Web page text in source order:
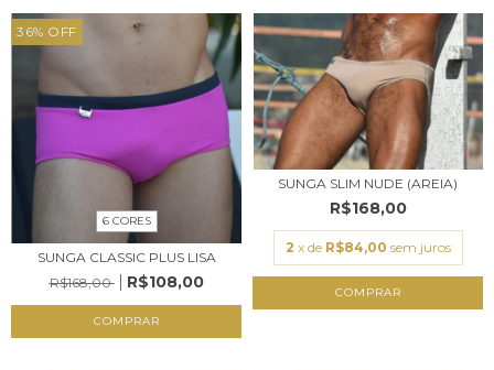
36% OFF
6 CORES
SUNGA CLASSIC PLUS LISA
R$168,00
R$108,00
COMPRAR
SUNGA SLIM NUDE (AREIA)
R$168,00
2 x de R$84,00 sem juros
COMPRAR